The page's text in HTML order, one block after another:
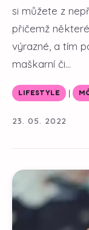
si můžete z
přičemž
výrazné, a tím
maškarní či...
LIFESTYLE |
23. 05. 2022